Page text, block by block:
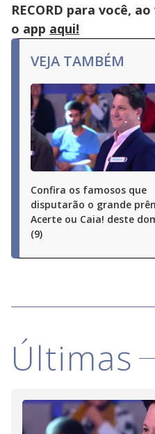
RECORD para você,
o app aqui!
VEJA TAMBÉM
Confira os famosos que
disputarão o grande
Acerte ou Caia! deste
(9)
Últimas